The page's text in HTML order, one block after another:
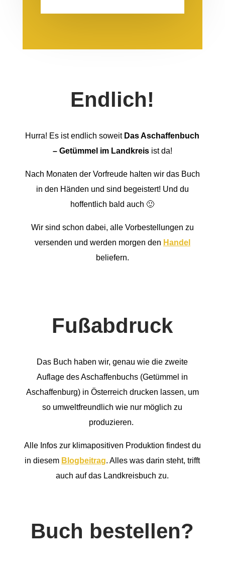
Endlich!
Hurra! Es ist endlich soweit Das Aschaffenbuch
– Getümmel im Landkreisist da!
Nach Monaten der Vorfreude halten wir das Buch
in den Händen und sind begeistert! Und du
hoffentlich bald auch 🙂
Wir sind schon dabei, alle Vorbestellungen zu
versenden und werden morgen den Handel
beliefern.
Fußabdruck
Das Buch haben wir, genau wie die zweite
Auflage des Aschaffenbuchs (Getümmel in
Aschaffenburg) in Österreich drucken lassen, um
so umweltfreundlich wie nur möglich zu
produzieren.
Alle Infos zur klimapositiven Produktion findest du
in diesem Blogbeitrag. Alles was darin steht, trifft
auch auf das Landkreisbuch zu.
Buch bestellen?